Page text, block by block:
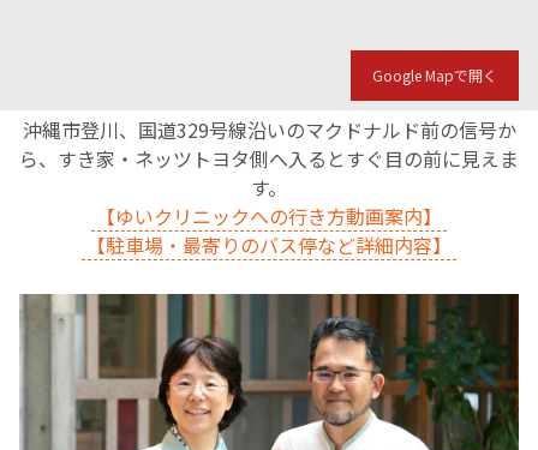
Google Mapで開く
沖縄市登川、国道329号線沿いのマクドナルド前の信号か
ら、すき家・ネッツトヨタ側へ入るとすぐ目の前に見えま
す。
【ゆいクリニックへの行き方動画案内】
【駐車場・最寄りのバス停など詳細内容】